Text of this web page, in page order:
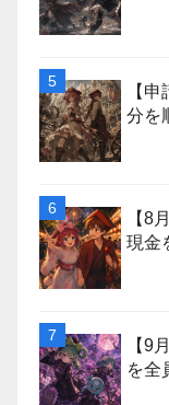
【
分を
【8
現金
【9
を全